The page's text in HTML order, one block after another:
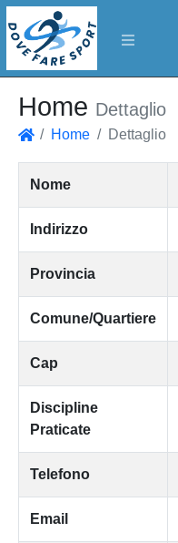
Home Dettaglio
Home Dettaglio
Nome
Indirizzo
Provincia
Comune/Quartiere
Cap
Discipline
Praticate
Telefono
Email